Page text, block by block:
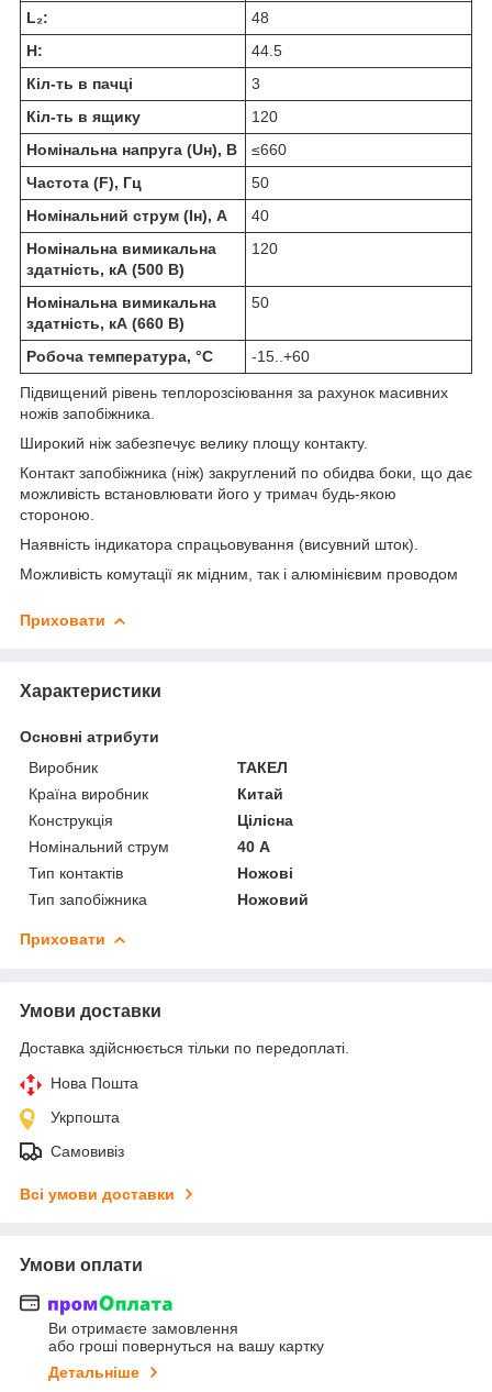
L₂:
48
H:
44.5
Кіл-ть в пачці
3
Кіл-ть в ящику
120
Номінальна напруга (Uн), В
≤660
Частота (F), Гц
50
Номінальний струм (Iн), А
40
Номінальна вимикальна
здатність, кА (500 В)
120
Номінальна вимикальна
здатність, кА (660 В)
50
Робоча температура, °C -15..+60
Підвищений рівень теплорозсіювання за рахунок масивних
ножів запобіжника.
Широкий ніж забезпечує велику площу контакту.
Контакт запобіжника (ніж) закруглений по обидва боки, що дає
можливість встановлювати його у тримач будь-якою
стороною.
Наявність індикатора спрацьовування (висувний шток).
Можливість комутації як мідним, так і алюмінієвим проводом
Приховати
Характеристики
Основні атрибути
Виробник
ТАКЕЛ
Країна виробник
Китай
Конструкція
Цілісна
Номінальний струм
40 А
Тип контактів
Ножові
Тип запобіжника
Ножовий
Приховати
Умови доставки
Доставка здійснюється тільки по передоплаті.
Нова Пошта
Укрпошта
Самовивіз
Всі умови доставки
Умови оплати
Ви отримаєте замовлення
або гроші повернуться на вашу картку
Детальніше